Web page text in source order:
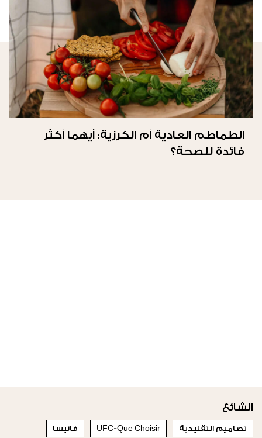
الطماطم العادية أم الكرزية: أيهما أكثر
فائدة للصحة؟
الشائع
تصاميم التقليدية UFC-Que Choisir فانيسا